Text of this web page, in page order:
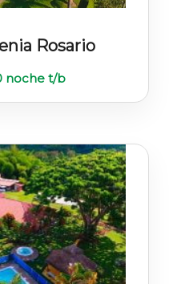
Rosario
noche t/b